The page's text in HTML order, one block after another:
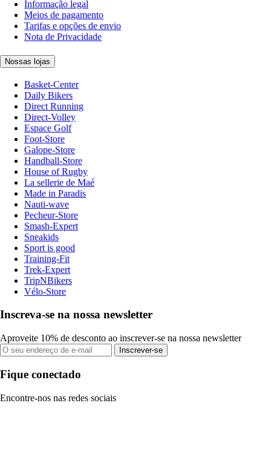
Informação legal
Meios de pagamento
Tarifas e opções de envio
Nota de Privacidade
Nossas lojas
Basket-Center
Daily Bikers
Direct Running
Direct-Volley
Espace Golf
Foot-Store
Galope-Store
Handball-Store
House of Rugby
La sellerie de Maé
Made in Paradis
Nauti-wave
Pecheur-Store
Smash-Expert
Sneakids
Sport is good
Training-Fit
Trek-Expert
TripNBikers
Vélo-Store
Inscreva-se na nossa newsletter
Aproveite 10% de desconto ao inscrever-se na nossa newsletter
Inscrever-se
Fique conectado
Encontre-nos nas redes sociais